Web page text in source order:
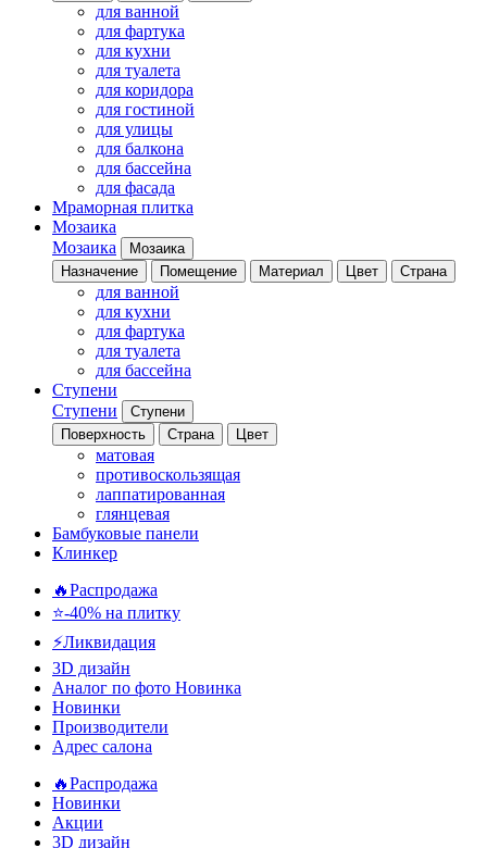
для ванной
для фартука
для кухни
для туалета
для коридора
для гостиной
для улицы
для балкона
для бассейна
для фасада
Мраморная плитка
Мозаика
Мозаика
Мозаика
Назначение
Помещение Материал Цвет Страна
для ванной
для кухни
для фартука
для туалета
для бассейна
Ступени
Ступени
Ступени
Поверхность
Страна Цвет
матовая
противоскользящая
лаппатированная
глянцевая
Бамбуковые панели
Клинкер
🔥Распродажа
⭐-40% на плитку
⚡️Ликвидация
3D дизайн
Аналог по фото Новинка
Новинки
Производители
Адрес салона
🔥Распродажа
Новинки
Акции
3D дизайн